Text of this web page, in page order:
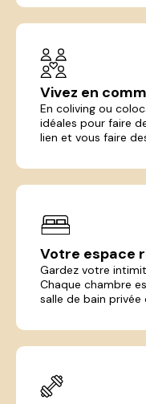
Vivez en
En coliving ou
idéales pour faire
lien et vous faire
Votre espace
Gardez votre
Chaque chambre
salle de bain